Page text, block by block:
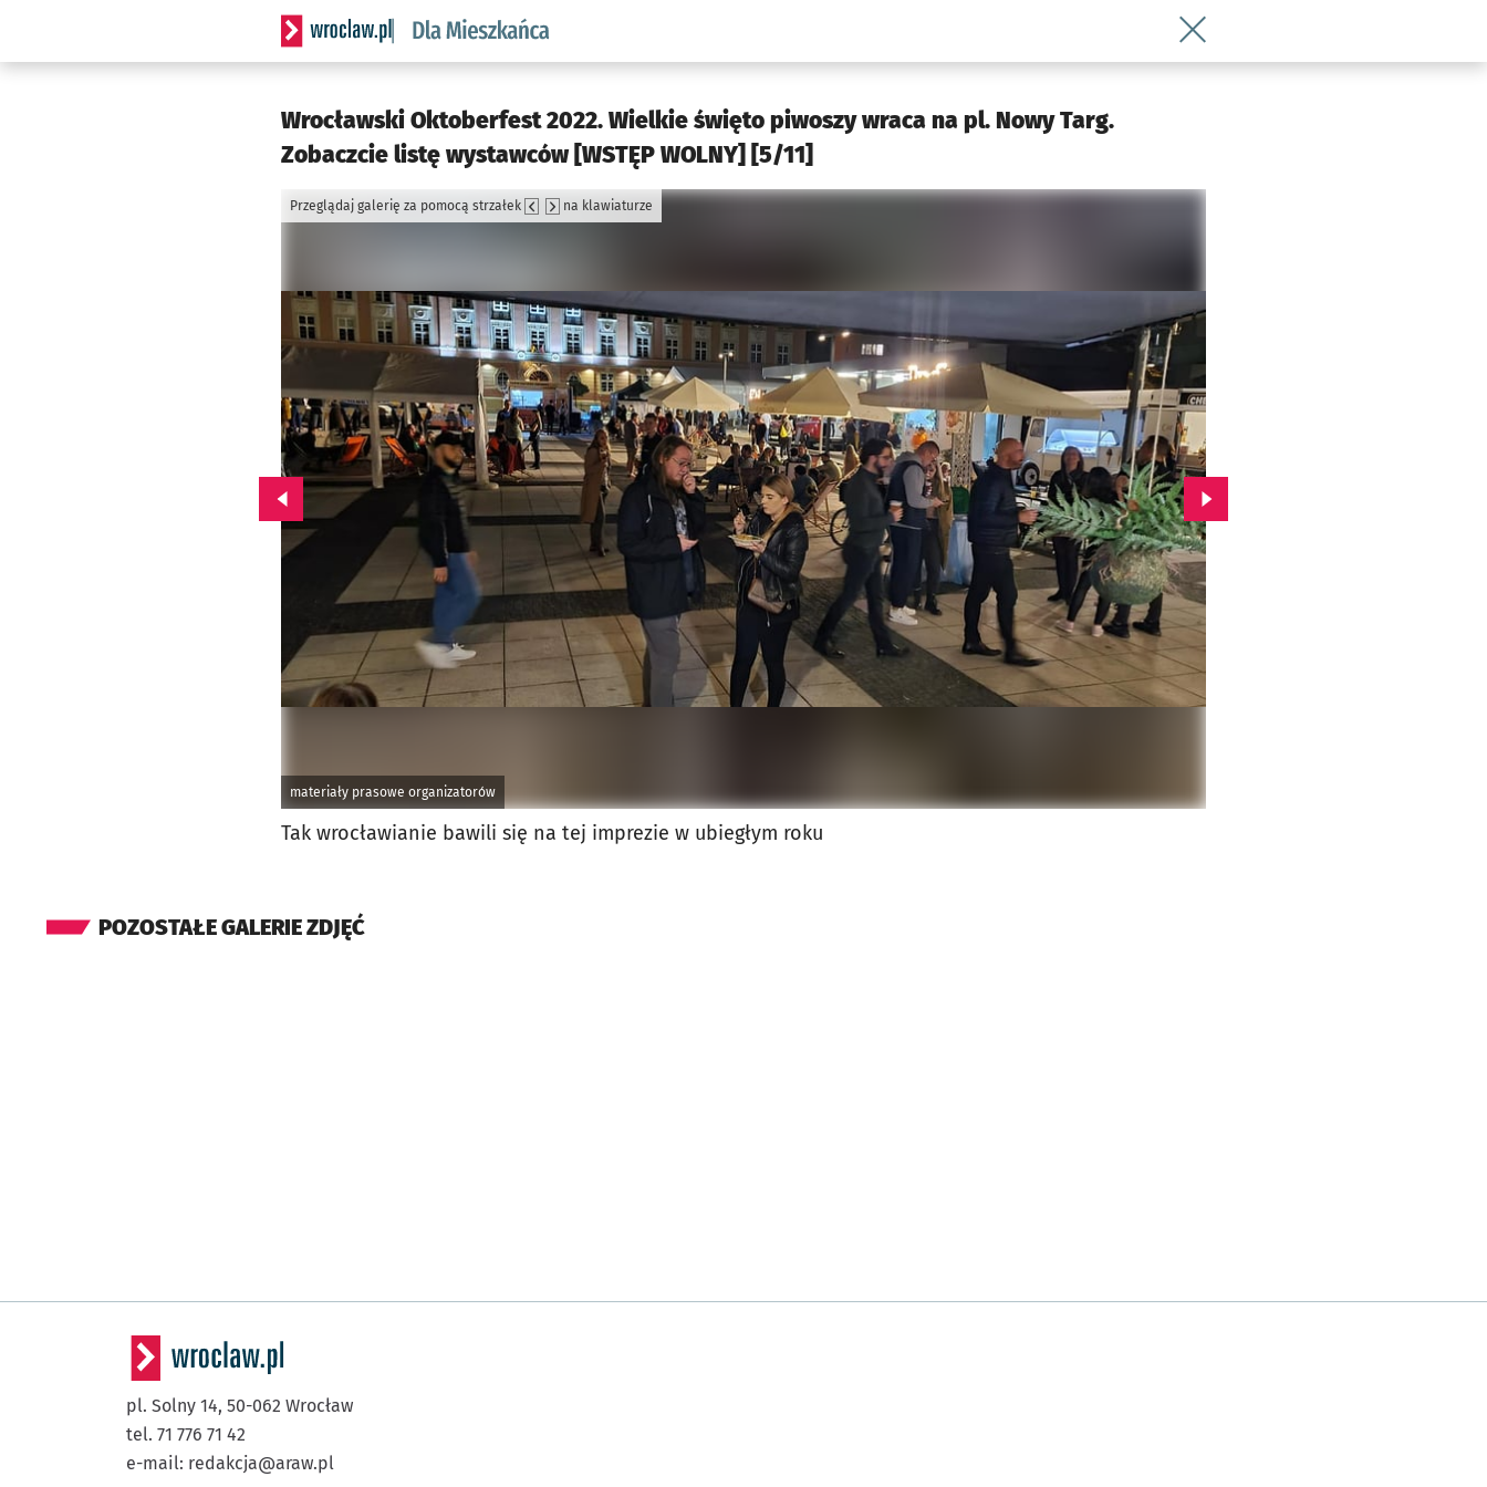
Serwis informacyjny wroclaw.pl podserwis: Dla mieszkańca
Wróć do artykułu Wrocławski
Wrocławski Oktoberfest 2022. Wielkie święto piwoszy wraca na pl. Nowy Targ.
Zobaczcie listę wystawców [WSTĘP WOLNY] [5/11]
materiały prasowe organizatorów
Przeglądaj galerię za pomocą strzałek na klawiaturze
Przejdź do poprzedniego zdjęcia. Przejdź do kolejnego zdjęcia.
Tak wrocławianie bawili się na tej imprezie w ubiegłym roku
POZOSTAŁE GALERIE ZDJĘĆ
pl. Solny 14, 50-062 Wrocław
tel. 71 776 71 42
e-mail: redakcja@araw.pl